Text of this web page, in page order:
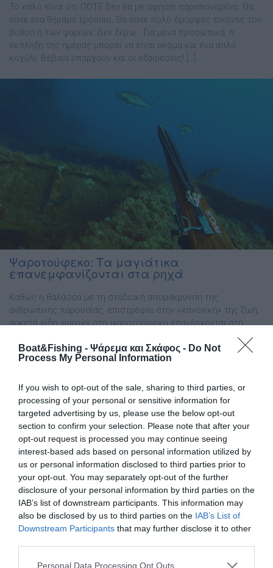
Boat&Fishing - Ψάρεμα και Σκάφος - Do Not
Process My Personal Information
If you wish to opt-out of the sale, sharing to third parties, or
processing of your personal or sensitive information for
targeted advertising by us, please use the below opt-out
section to confirm your selection. Please note that after your
opt-out request is processed you may continue seeing
interest-based ads based on personal information utilized by
us or personal information disclosed to third parties prior to
your opt-out. You may separately opt-out of the further
disclosure of your personal information by third parties on the
IAB’s list of downstream participants. This information may
also be disclosed by us to third parties on the IAB’s List of
Downstream Participants that may further disclose it to other
Personal Data Processing Opt Outs
Το καλό είναι ότι ΠΟΤΕ δεν θα με αφήσει παραπονεμένο. Θα
είναι ένα θήραμα τρόπαιο; Θα είναι πολύ όμορφες εικόνες του
βυθού ή των ψαριών; Δεν ξέρω… Για μένα προσωπικά, η
έκπληξη της ημέρας μπορεί να είναι ακόμα και ένα απλό
κοχύλι. Βέβαια υπάρχουν και οι εξαιρέσεις! […]
Ψαροτούφεκο: Τα μαγιάτικα
επανεμφανίζονται στα ρηχά
Καθώς η θάλασσα με τη σταδιακή απομάκρυνση της
ανθρώπινης παρουσίας, επιστρέφει στην «κανονική» της ζωή,
αρκετά είδη ψαριών στο ψαροτούφεκο επανέρχονται στη
ρηχή ζώνη. Ένα από τα πιο εξεζητημένα είναι και το μαγιάτικο.
Πρόκειται για ένα ψάρι από τους μεγαλύτερους θηρευτές στις
ελληνικές μας θάλασσες, το οποίο μπορεί να ξεπεράσει